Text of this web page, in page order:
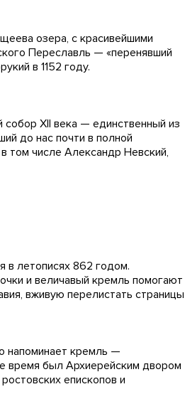
озера, с красивейшими
Переславль — «перенявший
в 1152 году.
XII века — единственный из
до нас почти в полной
том числе Александр Невский,
в летописях 862 годом.
и величавый кремль помогают
вживую перелистать страницы
напоминает кремль —
время был Архиерейским двором
епископов и